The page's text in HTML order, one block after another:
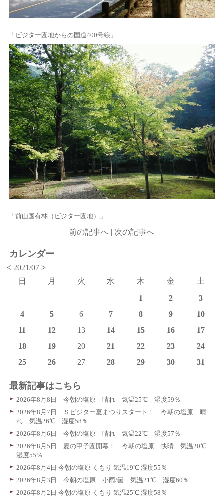
「ビジター園地からの国道400号線」
「前山国有林（ビジター園地）」
前の記事へ | 次の記事へ
カレンダー
< 2021/07>
日
月 火 水 木 金
土
1
2
3
4
5 6 7 8 9
10
11
12 13 14 15 16
17
18
19 20 21 22 23
24
25
26 27 28 29 30 31
最新記事はこちら
2026年8月8日 今朝の塩原 晴れ 気温25℃ 湿度59％
2026年8月7日 Ｓビジター夏まつりスタート！ 今朝の塩原 晴
れ 気温26℃ 湿度58％
2026年8月6日 今朝の塩原 晴れ 気温22℃ 湿度57％
2026年8月5日 夏の甲子園開幕！ 今朝の塩原 快晴 気温20℃
湿度55％
2026年8月4日 今朝の塩原 くもり 気温19℃ 湿度55％
2026年8月3日 今朝の塩原 小雨/曇 気温21℃ 湿度60％
2026年8月2日 今朝の塩原 くもり 気温25℃ 湿度58％